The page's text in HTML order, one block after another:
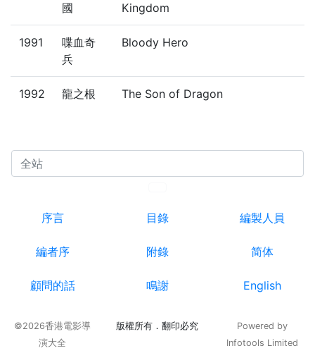
國
Kingdom
1991
喋血奇
兵
Bloody Hero
1992 龍之根 The Son of Dragon
序言 目錄 編製人員
編者序 附錄 简体
顧問的話 鳴謝 English
©2026香港電影導
演大全
版權所有．翻印必究
Powered by
Infotools Limited